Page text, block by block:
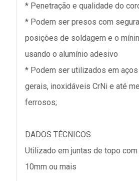
* Penetração e qualidade do
* Podem ser presos com
posições de soldagem e o
usando o alumínio adesivo
* Podem ser utilizados em
gerais, inoxidáveis CrNi e até
ferrosos;
DADOS TÉCNICOS
Utilizado em juntas de topo
10mm ou mais